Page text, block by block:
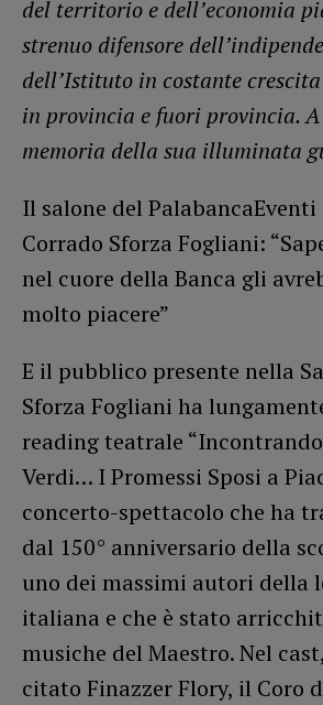
del territorio e dell’economia
strenuo difensore
dell’Istituto in costante
in provincia e fuori provincia.
memoria della sua illuminata
Il salone del
Corrado Sforza Fogliani:
nel cuore della Banca gli
molto piacere”
E il pubblico presente nella
Sforza Fogliani ha
reading teatrale
Verdi… I Promessi Sposi a
concerto-spettacolo che ha
dal 150° anniversario della
uno dei massimi autori della
italiana e che è stato
musiche del Maestro. Nel
citato Finazzer Flory, il Coro